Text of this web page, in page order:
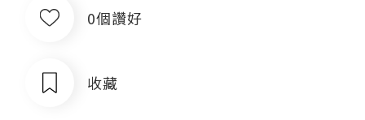
0個讚好
收藏